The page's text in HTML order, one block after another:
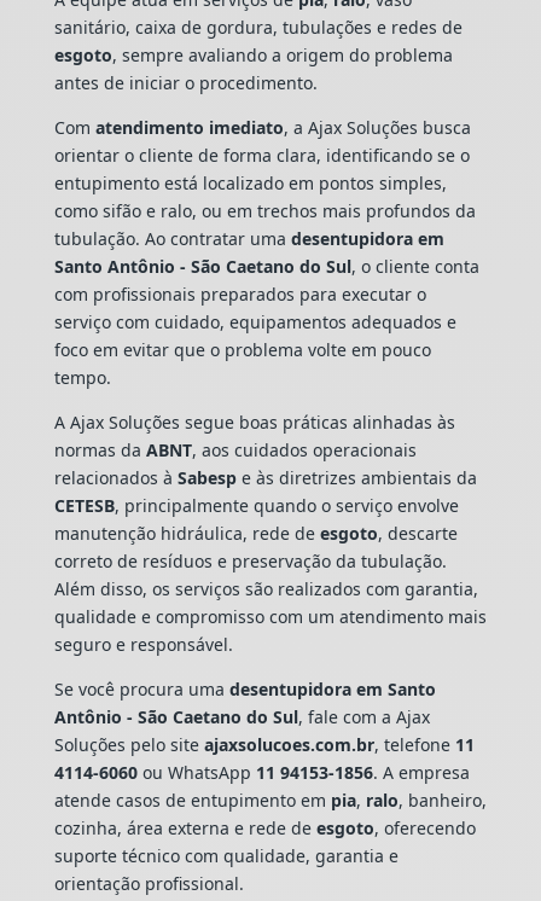
sanitário, caixa de gordura, tubulações e redes de
esgoto, sempre avaliando a origem do problema
antes de iniciar o procedimento.
Com atendimento imediato, a Ajax Soluções busca
orientar o cliente de forma clara, identificando se o
entupimento está localizado em pontos simples,
como sifão e ralo, ou em trechos mais profundos da
tubulação. Ao contratar uma desentupidora em
Santo Antônio - São Caetano do Sul, o cliente conta
com profissionais preparados para executar o
serviço com cuidado, equipamentos adequados e
foco em evitar que o problema volte em pouco
tempo.
A Ajax Soluções segue boas práticas alinhadas às
normas da ABNT, aos cuidados operacionais
relacionados à Sabespe às diretrizes ambientais da
CETESB, principalmente quando o serviço envolve
manutenção hidráulica, rede de esgoto, descarte
correto de resíduos e preservação da tubulação.
Além disso, os serviços são realizados com garantia,
qualidade e compromisso com um atendimento mais
seguro e responsável.
Se você procura uma desentupidora em Santo
Antônio - São Caetano do Sul, fale com a Ajax
Soluções pelo site ajaxsolucoes.com.br, telefone 11
4114-6060ou WhatsApp 11 94153-1856. A empresa
atende casos de entupimento em pia, ralo, banheiro,
cozinha, área externa e rede de esgoto, oferecendo
suporte técnico com qualidade, garantia e
orientação profissional.